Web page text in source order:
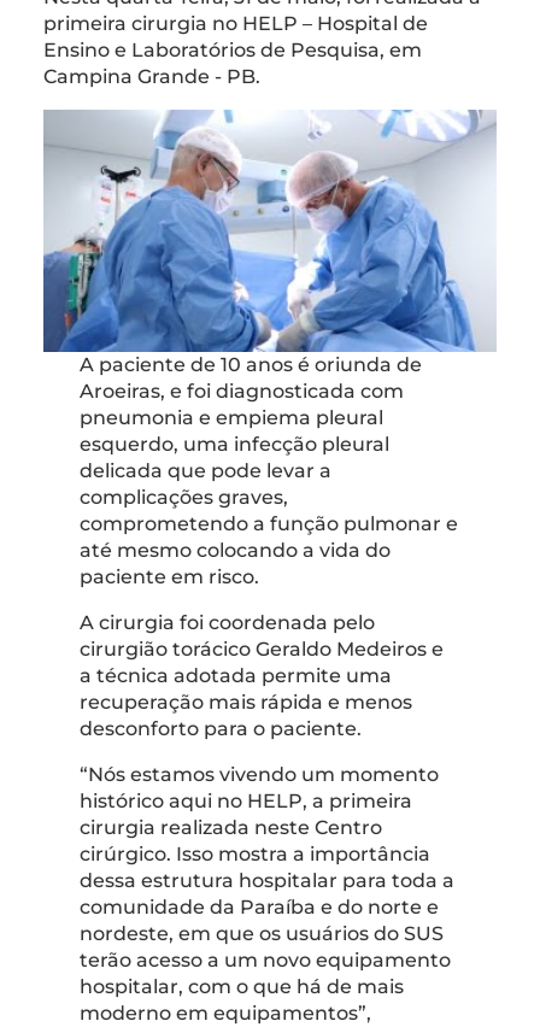
primeira cirurgia no HELP – Hospital de
Ensino e Laboratórios de Pesquisa, em
Campina Grande - PB.
A paciente de 10 anos é oriunda de
Aroeiras, e foi diagnosticada com
pneumonia e empiema pleural
esquerdo, uma infecção pleural
delicada que pode levar a
complicações graves,
comprometendo a função pulmonar e
até mesmo colocando a vida do
paciente em risco.
A cirurgia foi coordenada pelo
cirurgião torácico Geraldo Medeiros e
a técnica adotada permite uma
recuperação mais rápida e menos
desconforto para o paciente.
“Nós estamos vivendo um momento
histórico aqui no HELP, a primeira
cirurgia realizada neste Centro
cirúrgico. Isso mostra a importância
dessa estrutura hospitalar para toda a
comunidade da Paraíba e do norte e
nordeste, em que os usuários do SUS
terão acesso a um novo equipamento
hospitalar, com o que há de mais
moderno em equipamentos”,